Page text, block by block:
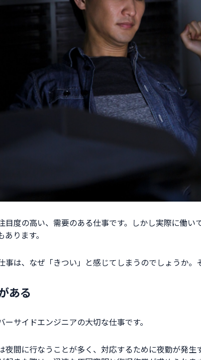
目度の高い、需要のある仕事です。しかし実際に働
ります。
は、なぜ「きつい」と感じてしまうのでしょうか。
ある
サイドエンジニアの大切な仕事です。
夜間に行なうことが多く、対応するために夜勤が発